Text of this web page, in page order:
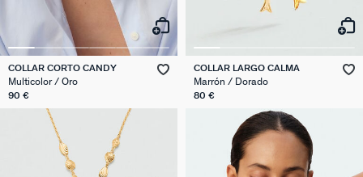
COLLAR CORTO CANDY
Multicolor / Oro
90 €
COLLAR LARGO CALMA
Marrón / Dorado
80 €